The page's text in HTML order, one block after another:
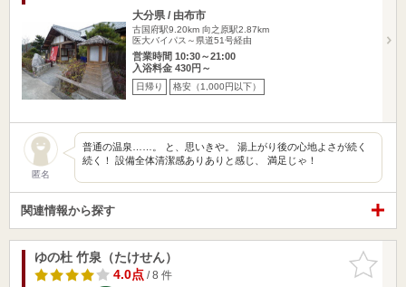
大分県 / 由布市
古国府駅9.20km 向之原駅2.87km
医大バイパス～県道51号経由
営業時間 10:30～21:00
入浴料金 430円～
日帰り 格安（1,000円以下）
匿名
普通の温泉……。 と、思いきや。 湯上がり後の心地よさが続く
続く！ 設備全体清潔感ありありと感じ、 満足じゃ！
関連情報から探す
お気に入
りに追加
ゆの杜 竹泉（たけせん）
4.0点/ 8 件